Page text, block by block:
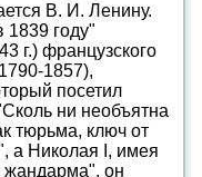
В. И. Ленину.
1839 году"
г.) французского
1857),
посетил
ни необъятна
тюрьма, ключ от
а Николая I, имея
жандарма", он